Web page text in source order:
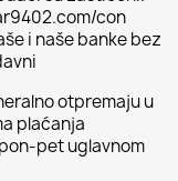
con
i naše banke bez
otpremaju u
plaćanja
pet uglavnom